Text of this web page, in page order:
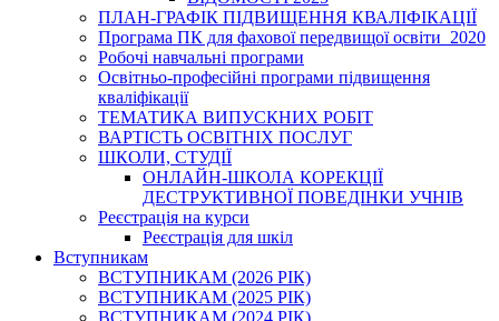
ПЛАН-ГРАФІК ПІДВИЩЕННЯ КВАЛІФІКАЦІЇ
Програма ПК для фахової передвищої освіти_2020
Робочі навчальні програми
Освітньо-професійні програми підвищення
кваліфікації
ТЕМАТИКА ВИПУСКНИХ РОБІТ
ВАРТІСТЬ ОСВІТНІХ ПОСЛУГ
ШКОЛИ, СТУДІЇ
ОНЛАЙН-ШКОЛА КОРЕКЦІЇ
ДЕСТРУКТИВНОЇ ПОВЕДІНКИ УЧНІВ
Реєстрація на курси
Реєстрація для шкіл
Вступникам
ВСТУПНИКАМ (2026 РІК)
ВСТУПНИКАМ (2025 РІК)
ВСТУПНИКАМ (2024 РІК)